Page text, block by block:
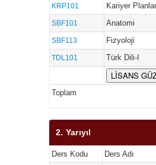
KRP101 Kariyer
SBF101 Anatomi
SBF113 Fizyoloji
TDL101 Türk Dili-I
LİSANS
Toplam
2. Yarıyıl
Ders Kodu Ders Adı